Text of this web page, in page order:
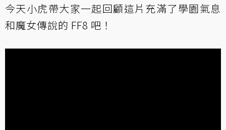
今天小虎帶大家一起回顧這片充滿了學園氣息
和魔女傳說的 FF8 吧！